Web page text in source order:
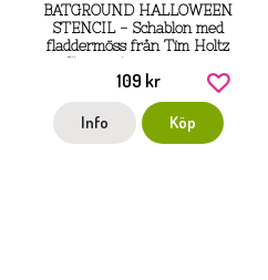
BATGROUND HALLOWEEN
STENCIL - Schablon med
fladdermöss från Tim Holtz
Stamper's anonymous
109 kr
Info Köp